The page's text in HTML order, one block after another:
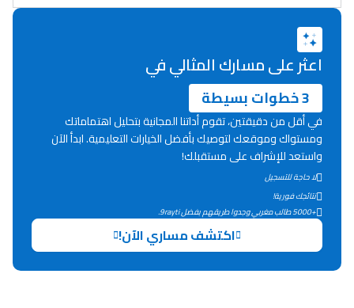
دليل المهن
ما يزيد عن 149 مهنة
دليل التوجيه
التوجيه بالثانوي و الإعدادي
اعثر على مسارك المثالي في
3 خطوات بسيطة
في أقل من دقيقتين، تقوم أداتنا المجانية بتحليل اهتماماتك
ومستواك وموقعك لتوصيك بأفضل الخيارات التعليمية. ابدأ الآن
واستعد للإشراف على مستقبلك!
لا حاجة للتسجيل
نتائجك فورية!
+5000 طالب مغربي وجدوا طريقهم بفضل 9rayti.
اكتشف مساري الآن!